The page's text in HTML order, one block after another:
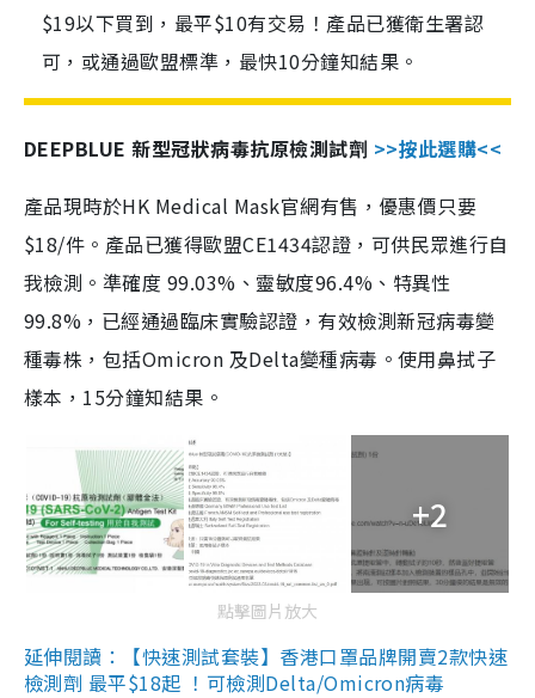
$19以下買到，最平$10有交易！產品已獲衛生署認
可，或通過歐盟標準，最快10分鐘知結果。
DEEPBLUE 新型冠狀病毒抗原檢測試劑 >>按此選購<<
產品現時於HK Medical Mask官網有售，優惠價只要
$18/件。產品已獲得歐盟CE1434認證，可供民眾進行自
我檢測。準確度 99.03%、靈敏度96.4%、特異性
99.8%，已經通過臨床實驗認證，有效檢測新冠病毒變
種毒株，包括Omicron 及Delta變種病毒。使用鼻拭子
樣本，15分鐘知結果。
+2
點擊圖片放大
延伸閱讀：【快速測試套裝】香港口罩品牌開賣2款快速
檢測劑 最平$18起 ！可檢測Delta/Omicron病毒